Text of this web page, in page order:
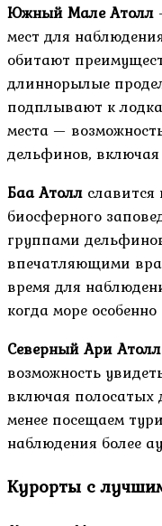
Южный Мале Атолл
мест для
обитают
длиннорылые
подплывают к
места —
дельфинов,
Баа Атолл славится
биосферного
группами
впечатляющими
время для
когда море
Северный Ари Атолл
возможность
включая полосатых
менее посещаем
наблюдения более
Курорты с